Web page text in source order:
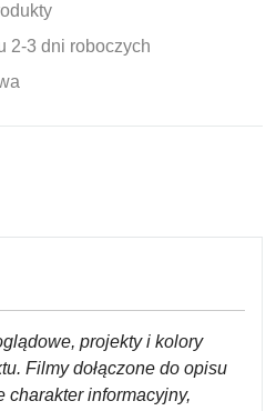
2-3 dni roboczych
projekty i kolory
Filmy dołączone do opisu
charakter informacyjny,